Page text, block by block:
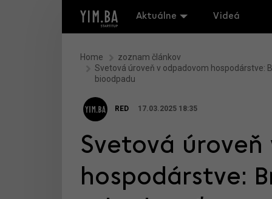
Aktuálne Videá
Home
zoznam článkov
Svetová úroveň v odpadovom hospodárstve:
bioodpadu
RED 17.03.2025 18:35
Svetová
hospodárstve: